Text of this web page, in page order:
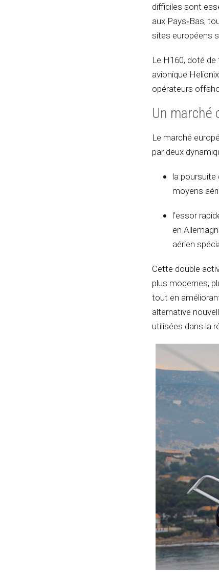
difficiles sont
aux Pays‑Bas,
sites européens
Le H160, doté
avionique
opérateurs
Un marché
Le marché
par deux
la poursuite
moyens
l’essor
en
aérien
Cette double
plus modernes,
tout en
alternative
utilisées dans la